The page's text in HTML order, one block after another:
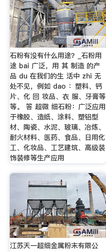
石粉有没有什么用途？_石粉用
途 bai 广泛，用 其 制造 的产
品 du 在我们的生 活中 zhi 无
处不见，例如 dao ：塑料、钙
片、化 回 妆品、衣 服、牙膏等
等。 答 超微 细石粉：广泛应用
于橡胶、造纸、涂料、塑铝型
材、陶瓷、水泥、玻璃、冶炼、
耐火材料、医药、食品、日用化
工、化妆品、工艺建筑、高级装
饰装修等生产应用
江苏天一超细金属粉末有限公